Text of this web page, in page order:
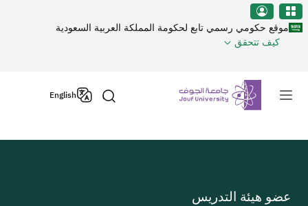
منطقة الجوف-جامعة الجوف
تجاوز إلى المحتوى الرئيسي
موقع حكومي رسمي تابع لحكومة المملكة العربية السعودية
كيف تتحقق
Primary menu
English
عضو هيئة التدريس